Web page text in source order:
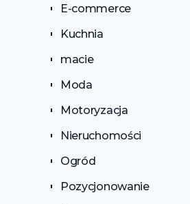
E-commerce
Kuchnia
macie
Moda
Motoryzacja
Nieruchomości
Ogród
Pozycjonowanie